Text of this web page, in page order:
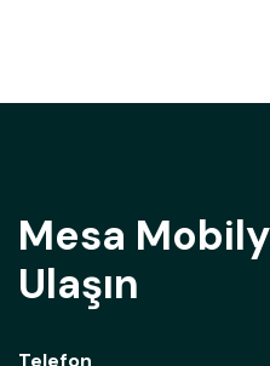
Mesa
Ulaşın
Telefon